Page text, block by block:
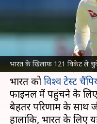
भारत के खिलाफ 121 विकेट ले
अंकित पसबोला Nov 12,
क्या है खबर?
भारतीय क्रिकेट टीम को
22 नवंबर से टेस्ट
भारत कोविश्व टेस्ट
फाइनल में पहुंचने के
बेहतर परिणाम के साथ
हालांकि, भारत के लिए